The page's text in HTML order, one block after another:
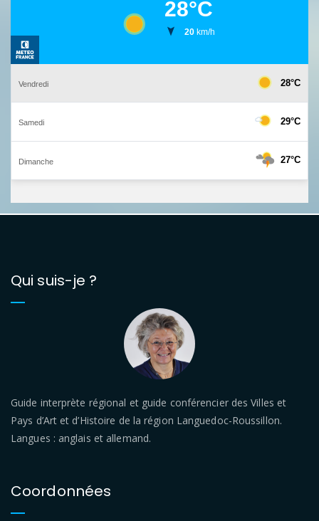
Qui suis-je ?
Guide interprète régional et guide conférencier des Villes et
Pays d’Art et d’Histoire de la région Languedoc-Roussillon.
Langues : anglais et allemand.
Coordonnées